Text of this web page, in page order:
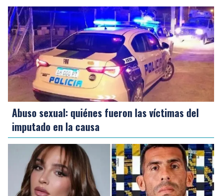
Abuso sexual: quiénes fueron las víctimas del
imputado en la causa